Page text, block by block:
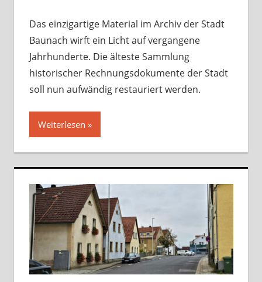
Das einzigartige Material im Archiv der Stadt
Baunach wirft ein Licht auf vergangene
Jahrhunderte. Die älteste Sammlung
historischer Rechnungsdokumente der Stadt
soll nun aufwändig restauriert werden.
Weiterlesen